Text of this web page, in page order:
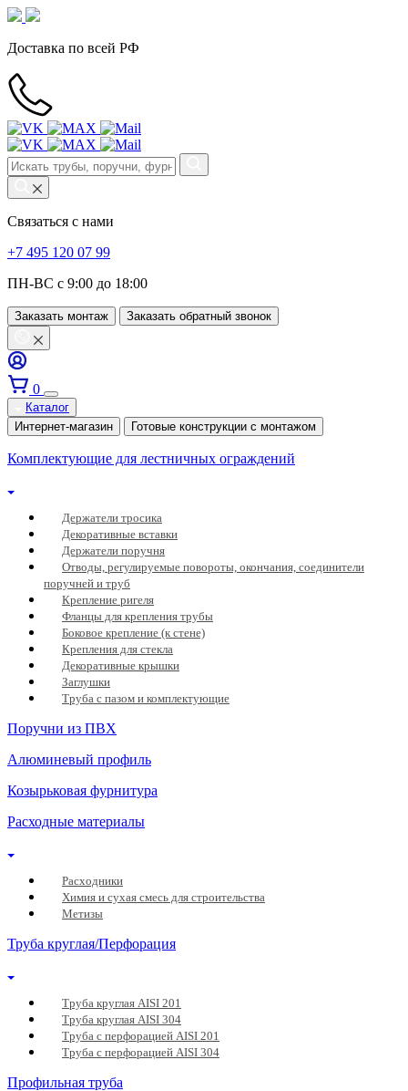
Доставка по всей РФ
Связаться с нами
+7 495 120 07 99
ПН-ВС с 9:00 до 18:00
Заказать монтаж Заказать обратный звонок
0
Каталог
Интернет-магазин
Готовые конструкции с монтажом
Комплектующие для лестничных ограждений
Держатели тросика
Декоративные вставки
Держатели поручня
Отводы, регулируемые повороты, окончания, соединители
поручней и труб
Крепление ригеля
Фланцы для крепления трубы
Боковое крепление (к стене)
Крепления для стекла
Декоративные крышки
Заглушки
Труба с пазом и комплектующие
Поручни из ПВХ
Алюминевый профиль
Козырьковая фурнитура
Расходные материалы
Расходники
Химия и сухая смесь для строительства
Метизы
Труба круглая/Перфорация
Труба круглая AISI 201
Труба круглая AISI 304
Труба с перфорацией AISI 201
Труба с перфорацией AISI 304
Профильная труба